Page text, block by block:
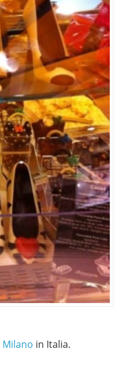
Milano in Italia.